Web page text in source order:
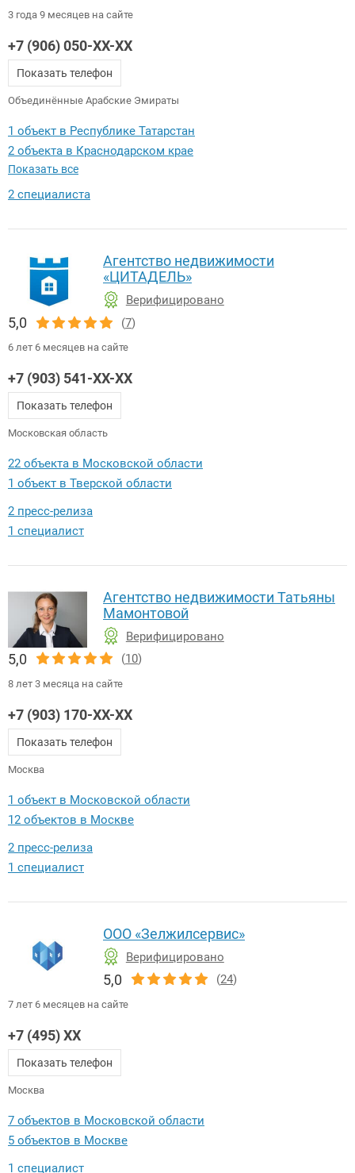
3 года 9 месяцев на сайте
+7 (906) 050-XX-XX
Показать телефон
Объединённые Арабские Эмираты
1 объект в Республике Татарстан
2 объекта в Краснодарском крае
Показать все
2 специалиста
Агентство недвижимости
«ЦИТАДЕЛЬ»
Верифицировано
5,0 (7)
6 лет 6 месяцев на сайте
+7 (903) 541-XX-XX
Показать телефон
Московская область
22 объекта в Московской области
1 объект в Тверской области
2 пресс-релиза
1 специалист
Агентство недвижимости Татьяны
Мамонтовой
Верифицировано
5,0 (10)
8 лет 3 месяца на сайте
+7 (903) 170-XX-XX
Показать телефон
Москва
1 объект в Московской области
12 объектов в Москве
2 пресс-релиза
1 специалист
ООО «Зелжилсервис»
Верифицировано
5,0 (24)
7 лет 6 месяцев на сайте
+7 (495) XX
Показать телефон
Москва
7 объектов в Московской области
5 объектов в Москве
1 специалист